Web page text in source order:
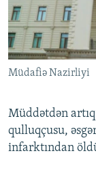
Müdafiə Nazirliyi
Müddətdən
qulluqçusu,
infarktından